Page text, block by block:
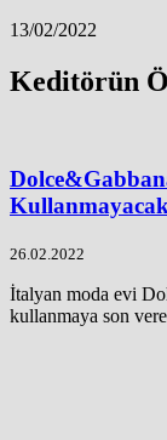
13/02/2022
Keditörün
26.02.2022
İtalyan moda evi
kullanmaya son